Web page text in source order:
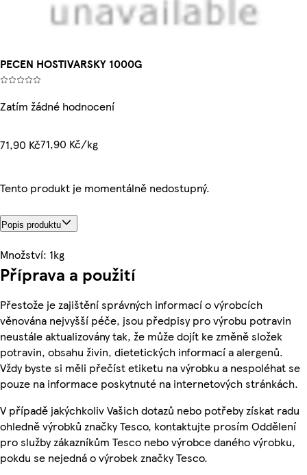
PECEN HOSTIVARSKY 1000G
Zatím žádné hodnocení
71,90 Kč71,90 Kč/kg
Tento produkt je momentálně nedostupný.
Popis produktu
Množství: 1kg
Příprava a použití
Přestože je zajištění správných informací o výrobcích
věnována nejvyšší péče, jsou předpisy pro výrobu potravin
neustále aktualizovány tak, že může dojít ke změně složek
potravin, obsahu živin, dietetických informací a alergenů.
Vždy byste si měli přečíst etiketu na výrobku a nespoléhat se
pouze na informace poskytnuté na internetových stránkách.
V případě jakýchkoliv Vašich dotazů nebo potřeby získat radu
ohledně výrobků značky Tesco, kontaktujte prosím Oddělení
pro služby zákazníkům Tesco nebo výrobce daného výrobku,
pokdu se nejedná o výrobek značky Tesco.